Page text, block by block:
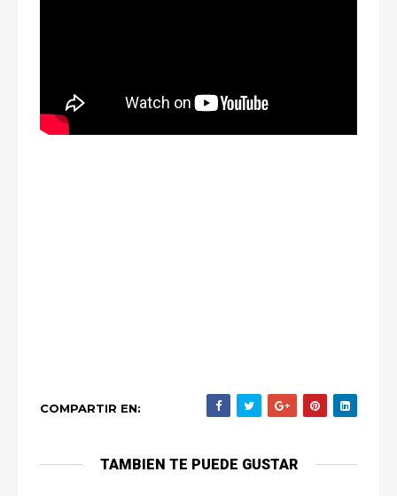
COMPARTIR EN:
TAMBIEN TE PUEDE GUSTAR